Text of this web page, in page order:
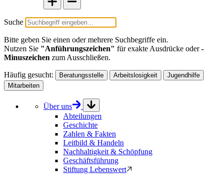
Suche
Bitte geben Sie einen oder mehrere Suchbegriffe ein.
Nutzen Sie "Anführungszeichen" für exakte Ausdrücke oder-
Minuszeichen zum Ausschließen.
Häufig gesucht: Beratungsstelle Arbeitslosigkeit
Jugendhilfe
Mitarbeiten
Über uns
Abteilungen
Geschichte
Zahlen & Fakten
Leitbild & Handeln
Nachhaltigkeit & Schöpfung
Geschäftsführung
Stiftung Lebenswert